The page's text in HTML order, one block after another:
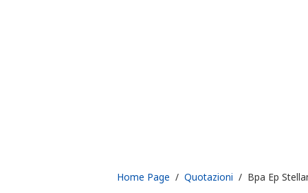
Home Page / Quotazioni / Bpa Ep